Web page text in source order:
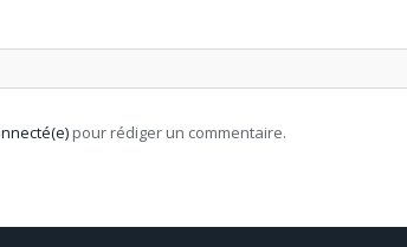
pour rédiger un commentaire.